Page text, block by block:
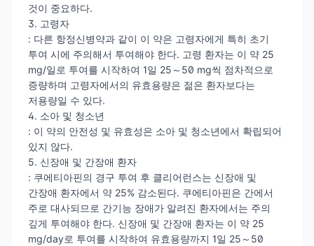
것이 중요하다.
3. 고령자
: 다른 항정신병약과 같이 이 약은 고령자에게 특히 초기
투여 시에 주의해서 투여해야 한다. 고령 환자는 이 약 25
mg/일로 투여를 시작하여 1일 25～50 mg씩 점차적으로
증량하며 고령자에서의 유효용량은 젊은 환자보다는
저용량일 수 있다.
4. 소아 및 청소년
: 이 약의 안전성 및 유효성은 소아 및 청소년에서 확립되어
있지 않다.
5. 신장애 및 간장애 환자
: 쿠에티아핀의 경구 투여 후 클리어런스는 신장애 및
간장애 환자에서 약 25% 감소된다. 쿠에티아핀은 간에서
주로 대사되므로 간기능 장애가 알려진 환자에서는 주의
깊게 투여해야 한다. 신장애 및 간장애 환자는 이 약 25
mg/day로 투여를 시작하여 유효용량까지 1일 25～50